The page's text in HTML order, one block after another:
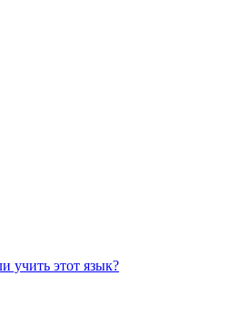
учить этот язык?